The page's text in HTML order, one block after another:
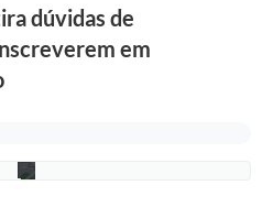
dúvidas de
em
e
y
G